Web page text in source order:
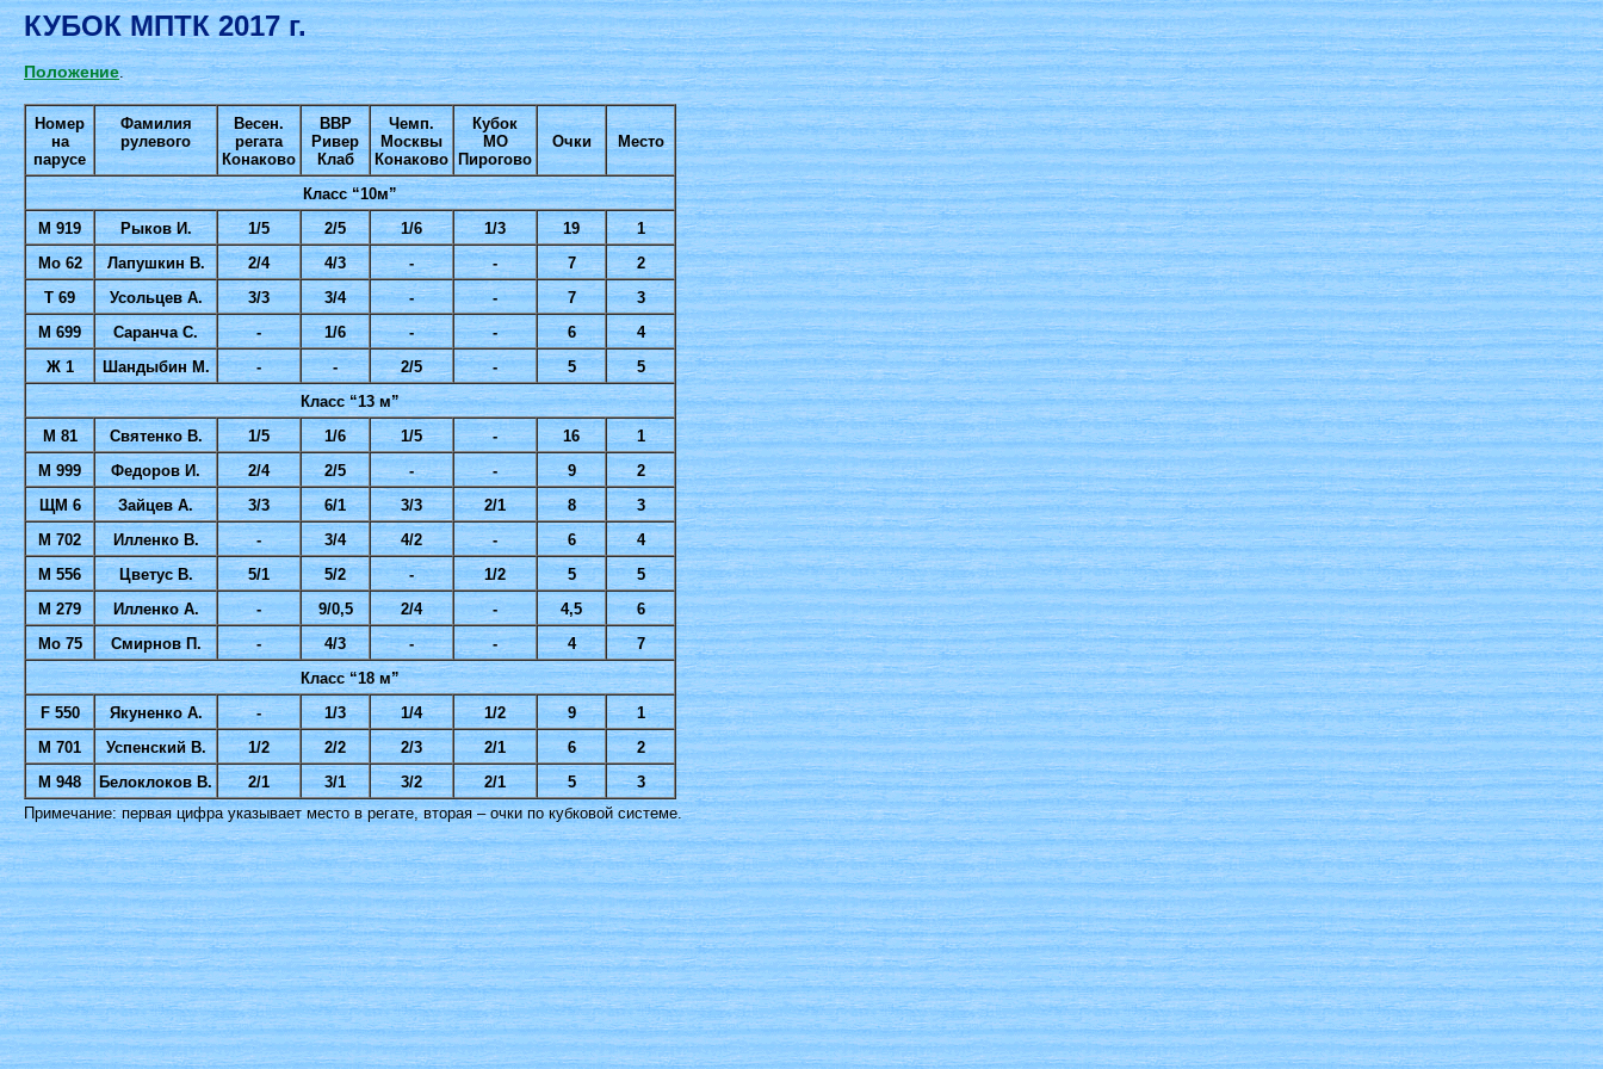
КУБОК МПТК 2017 г.
Положение.
Номер
на
парусе
Фамилия
рулевого
Весен.
регата
Конаково
ВВР
Ривер
Клаб
Чемп.
Москвы
Конаково
Кубок
МО
Пирогово
Очки Место
Класс “10м”
М 919
Рыков И. 1/5 2/5 1/6 1/3 19
1
Мo 62
Лапушкин В. 2/4 4/3 - - 7
2
Т 69
Усольцев А. 3/3 3/4 - - 7
3
М 699
Саранча С. - 1/6 - - 6
4
Ж 1
Шандыбин М. - - 2/5 - 5
5
Класс “13 м”
М 81
Святенко В. 1/5 1/6 1/5 - 16
1
М 999
Федоров И. 2/4 2/5 - - 9
2
ЩМ 6
Зайцев А. 3/3 6/1 3/3 2/1 8
3
М 702
Илленко В. - 3/4 4/2 - 6
4
М 556
Цветус В. 5/1 5/2 - 1/2 5
5
М 279
Илленко А. - 9/0,5 2/4 - 4,5
6
Мо 75
Смирнов П. - 4/3 - - 4
7
Класс “18 м”
F 550
Якуненко А. - 1/3 1/4 1/2 9
1
М 701
Успенский В. 1/2 2/2 2/3 2/1 6
2
М 948
Белоклоков В. 2/1 3/1 3/2 2/1 5
3
Примечание: первая цифра указывает место в регате, вторая – очки по кубковой системе.